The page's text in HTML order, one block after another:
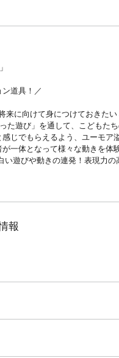
道具！／
来に向けて身につけておきた
た遊び」を通して、こどもた
じでもらえるよう、ユーモア
一体となって様々な動きを体
遊びや動きの連発！表現力の
報